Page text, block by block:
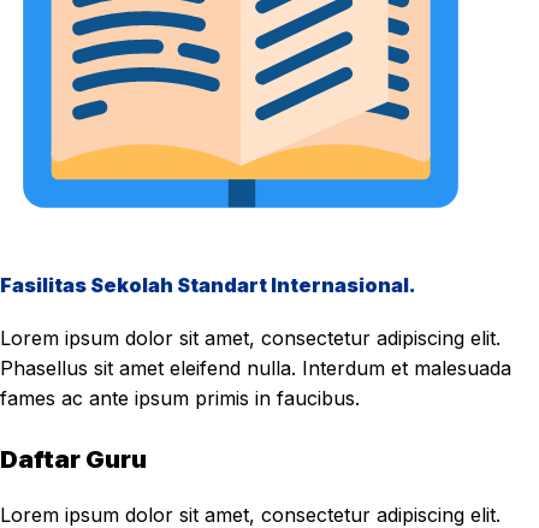
Fasilitas Sekolah Standart Internasional.
Lorem ipsum dolor sit amet, consectetur adipiscing elit.
Phasellus sit amet eleifend nulla. Interdum et malesuada
fames ac ante ipsum primis in faucibus.
Daftar Guru
Lorem ipsum dolor sit amet, consectetur adipiscing elit.